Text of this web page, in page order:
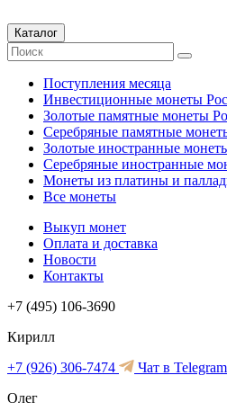
Каталог
Поступления месяца
Инвестиционные монеты
Золотые памятные монеты
Серебряные памятные
Золотые иностранные
Серебряные иностранные
Монеты из платины и
Все монеты
Выкуп монет
Оплата и доставка
Новости
Контакты
+7 (495) 106-3690
Кирилл
+7 (926) 306-7474
Чат в Telegram
Олег